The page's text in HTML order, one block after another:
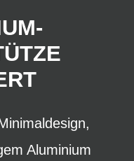
Aluminium